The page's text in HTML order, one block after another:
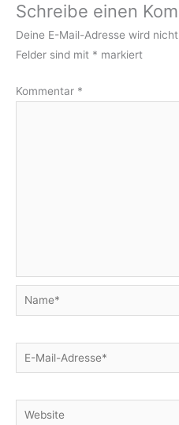
Schreibe einen
Deine E-Mail-Adresse wird
Felder sind mit * markiert
Kommentar *
Name*
E-
Mail-
Website